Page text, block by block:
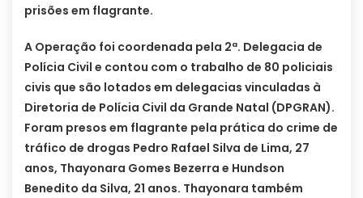
prisões em flagrante.
A Operação foi coordenada pela 2ª. Delegacia de
Polícia Civil e contou com o trabalho de 80 policiais
civis que são lotados em delegacias vinculadas à
Diretoria de Polícia Civil da Grande Natal (DPGRAN).
Foram presos em flagrante pela prática do crime de
tráfico de drogas Pedro Rafael Silva de Lima, 27
anos, Thayonara Gomes Bezerra e Hundson
Benedito da Silva, 21 anos. Thayonara também